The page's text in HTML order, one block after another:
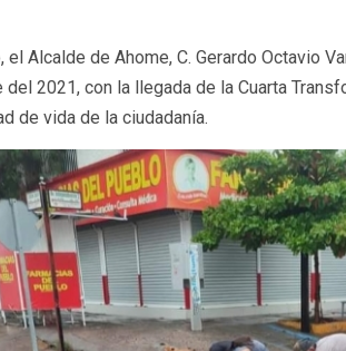
el Alcalde de Ahome, C. Gerardo Octavio
2021, con la llegada de la Cuarta
de vida de la ciudadanía.